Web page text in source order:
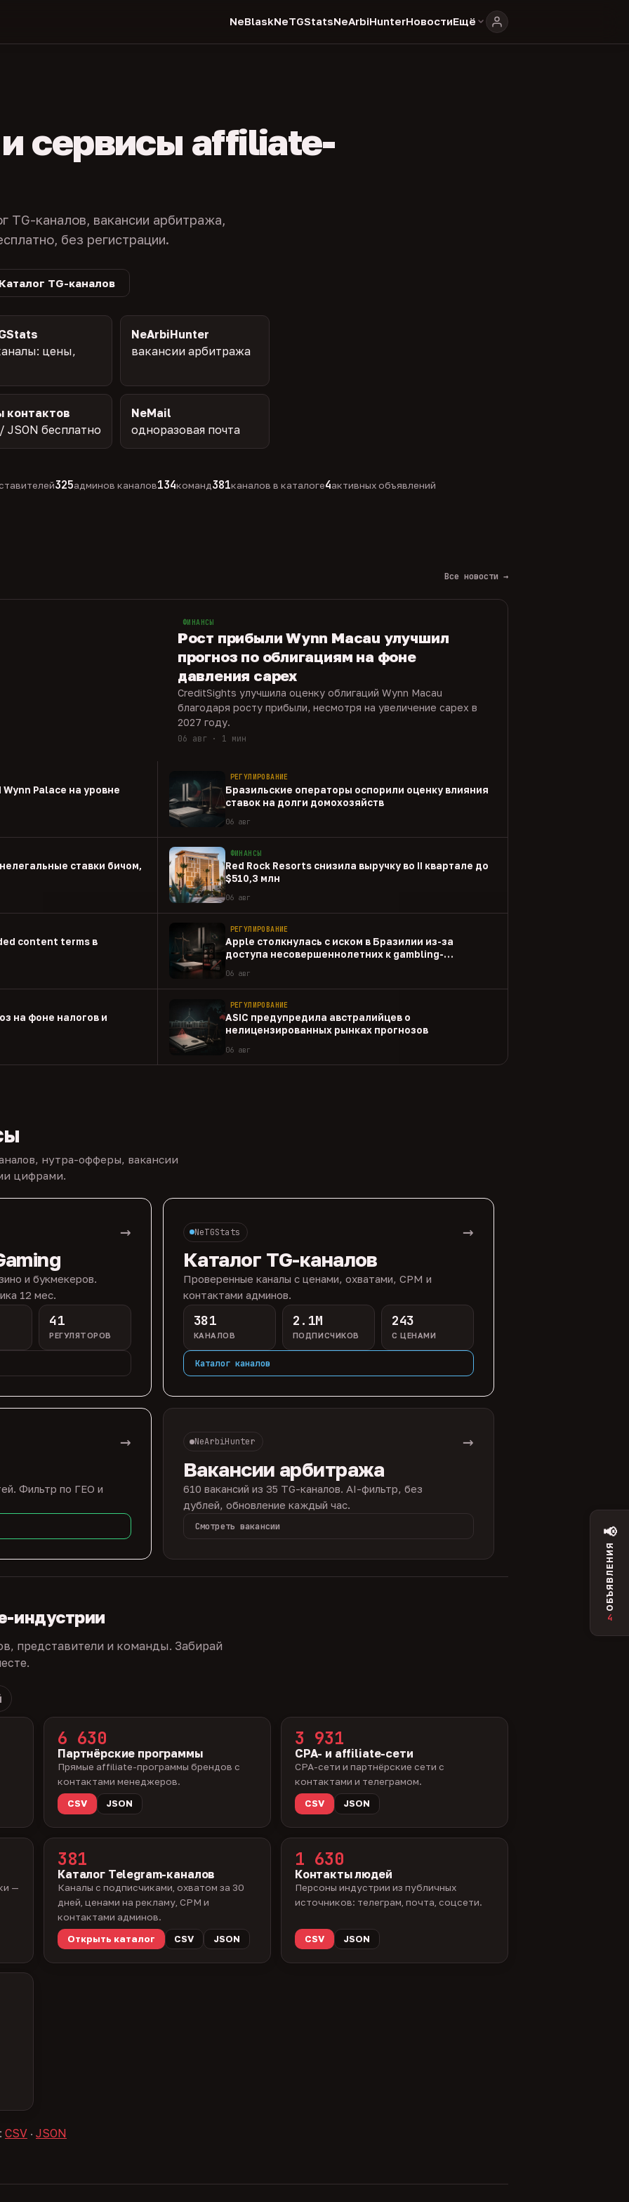
NeBlaskNeTGStatsNeArbiHunterНовостиЕщё
сервисы affiliate-
TG-каналов, вакансии арбитража,
без регистрации.
TG-каналов
цены,
NeArbiHunter
вакансии арбитража
контактов
JSON бесплатно
NeMail
одноразовая почта
325админов каналов134команд381каналов в каталоге4активных объявлений
Все новости →
ФИНАНСЫ
Рост прибыли Wynn Macau улучшил
прогноз по облигациям на фоне
давления capex
CreditSights улучшила оценку облигаций Wynn Macau
благодаря росту прибыли, несмотря на увеличение capex в
2027 году.
06 авг · 1 мин
Palace на уровне
РЕГУЛИРОВАНИЕ
Бразильские операторы оспорили оценку влияния
ставок на долги домохозяйств
06 авг
ставки бичом,
ФИНАНСЫ
Red Rock Resorts снизила выручку во II квартале до
$510,3 млн
06 авг
content terms в
РЕГУЛИРОВАНИЕ
Apple столкнулась с иском в Бразилии из-за
доступа несовершеннолетних к gambling-
06 авг
на фоне налогов и
РЕГУЛИРОВАНИЕ
ASIC предупредила австралийцев о
нелицензированных рынках прогнозов
06 авг
нутра-офферы, вакансии
цифрами.
→
и букмекеров.
12 мес.
41
РЕГУЛЯТОРОВ
NeTGStats →
Каталог TG-каналов
Проверенные каналы с ценами, охватами, CPM и
контактами админов.
381
КАНАЛОВ
2.1M
ПОДПИСЧИКОВ
243
С ЦЕНАМИ
Каталог каналов
→
Фильтр по ГЕО и
NeArbiHunter →
Вакансии арбитража
610 вакансий из 35 TG-каналов. AI-фильтр, без
дублей, обновление каждый час.
Смотреть вакансии
индустрии
представители и команды. Забирай
6 630
Партнёрские программы
Прямые affiliate-программы брендов с
контактами менеджеров.
CSV
JSON
3 931
CPA- и affiliate-сети
CPA-сети и партнёрские сети с
контактами и телеграмом.
CSV
JSON
—
381
Каталог Telegram-каналов
Каналы с подписчиками, охватом за 30
дней, ценами на рекламу, CPM и
контактами админов.
Открыть каталог
CSV JSON
1 630
Контакты людей
Персоны индустрии из публичных
источников: телеграм, почта, соцсети.
CSV JSON
CSV · JSON
📢
ОБЪЯВЛЕНИЯ
4